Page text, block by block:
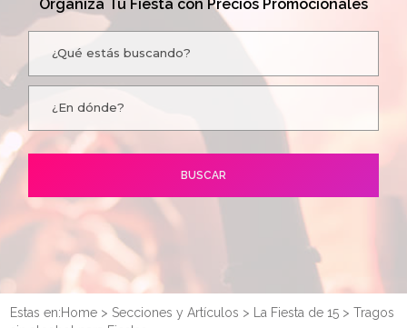
Organizá Tu Fiesta con Precios Promocionales
Estas en:Home > Secciones y Artículos > La Fiesta de 15 >Tragos